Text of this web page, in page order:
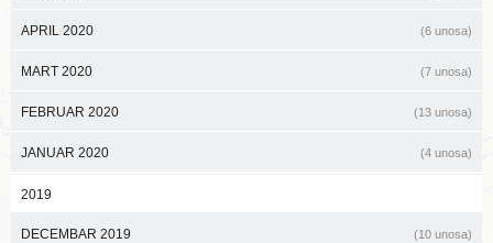
APRIL 2020 (6 unosa)
MART 2020 (7 unosa)
FEBRUAR 2020 (13 unosa)
JANUAR 2020 (4 unosa)
2019
DECEMBAR 2019 (10 unosa)